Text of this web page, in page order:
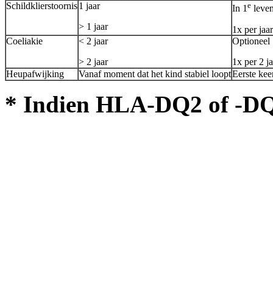
Schildklierstoornis1 jaar
> 1 jaar
In 1e
1x per jaar
Coeliakie
< 2 jaar
> 2 jaar
Optioneel
1x per 2
Heupafwijking
Vanaf moment dat het kind stabiel looptEerste
* Indien HLA-DQ2 of -